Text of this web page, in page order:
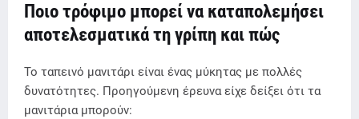
Ποιο τρόφιμο μπορεί να καταπολεμήσει
αποτελεσματικά τη γρίπη και πώς
Το ταπεινό μανιτάρι είναι ένας μύκητας με πολλές
δυνατότητες. Προηγούμενη έρευνα είχε δείξει ότι τα
μανιτάρια μπορούν: